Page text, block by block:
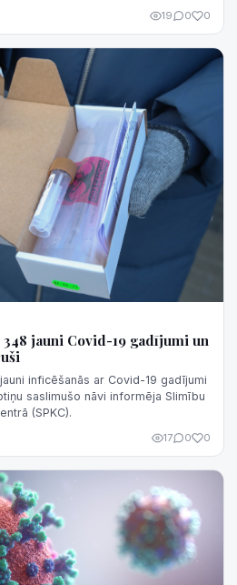
19 0 0
jauni Covid-19 gadījumi un
inficēšanās ar Covid-19 gadījumi
saslimušo nāvi informēja Slimību
(SPKC).
17 0 0